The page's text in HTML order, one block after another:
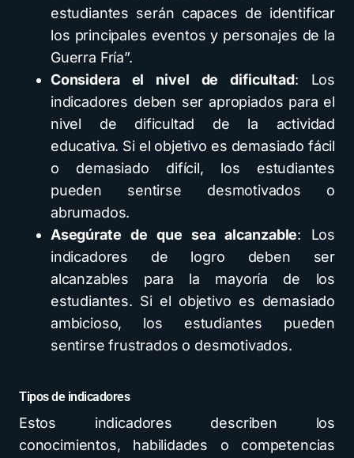
estudiantes serán capaces de identificar
los principales eventos y personajes de la
Guerra Fría”.
Considera el nivel de dificultad: Los
indicadores deben ser apropiados para el
nivel de dificultad de la actividad
educativa. Si el objetivo es demasiado fácil
o demasiado difícil, los estudiantes
pueden sentirse desmotivados o
abrumados.
Asegúrate de que sea alcanzable: Los
indicadores de logro deben ser
alcanzables para la mayoría de los
estudiantes. Si el objetivo es demasiado
ambicioso, los estudiantes pueden
sentirse frustrados o desmotivados.
Tipos de indicadores
Estos indicadores describen los
conocimientos, habilidades o competencias